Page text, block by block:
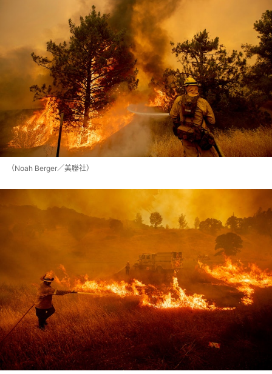
（Noah Berger／美聯社）